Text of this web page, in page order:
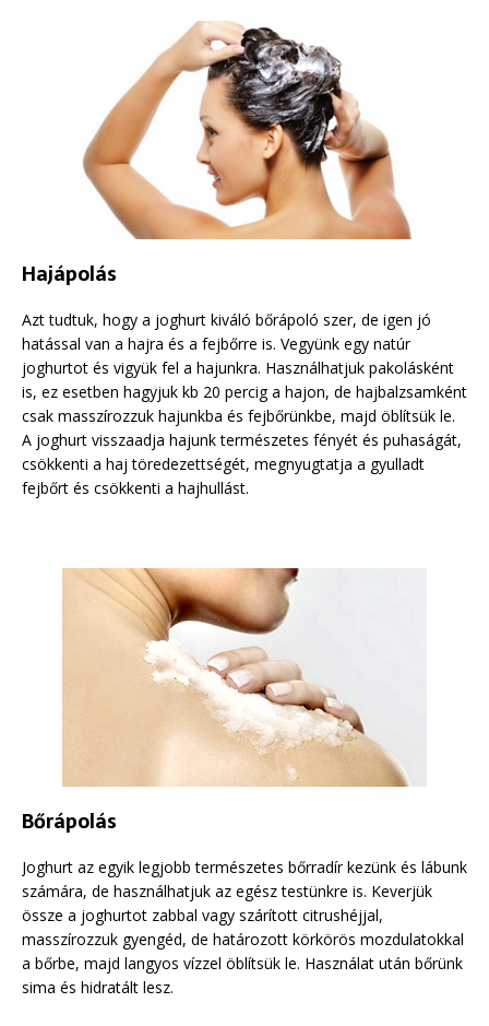
Hajápolás
Azt tudtuk, hogy a joghurt kiváló bőrápoló szer, de igen jó
hatással van a hajra és a fejbőrre is. Vegyünk egy natúr
joghurtot és vigyük fel a hajunkra. Használhatjuk pakolásként
is, ez esetben hagyjuk kb 20 percig a hajon, de hajbalzsamként
csak masszírozzuk hajunkba és fejbőrünkbe, majd öblítsük le.
A joghurt visszaadja hajunk természetes fényét és puhaságát,
csökkenti a haj töredezettségét, megnyugtatja a gyulladt
fejbőrt és csökkenti a hajhullást.
Bőrápolás
Joghurt az egyik legjobb természetes bőrradír kezünk és lábunk
számára, de használhatjuk az egész testünkre is. Keverjük
össze a joghurtot zabbal vagy szárított citrushéjjal,
masszírozzuk gyengéd, de határozott körkörös mozdulatokkal
a bőrbe, majd langyos vízzel öblítsük le. Használat után bőrünk
sima és hidratált lesz.